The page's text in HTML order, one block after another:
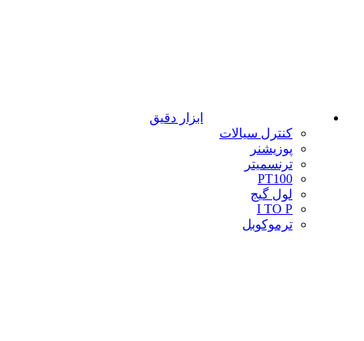
ابزار دقیق
کنترل سیالات
پوزیشنر
ترنسمیتر
PT100
لول گیج
I TO P
ترموکوبل